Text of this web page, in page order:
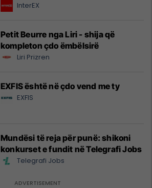
InterEX
Petit Beurre nga Liri - shija që
kompleton çdo ëmbëlsirë
Liri Prizren
EXFIS është në çdo vend me ty
EXFIS
Mundësi të reja për punë: shikoni
konkurset e fundit në Telegrafi Jobs
Telegrafi Jobs